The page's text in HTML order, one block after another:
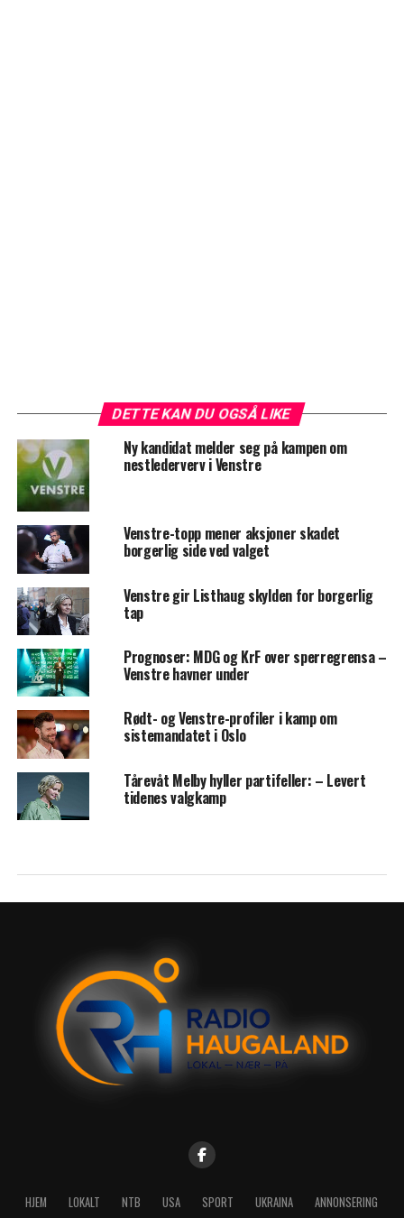
DETTE KAN DU OGSÅ LIKE
Ny kandidat melder seg på kampen om
nestlederverv i Venstre
Venstre-topp mener aksjoner skadet
borgerlig side ved valget
Venstre gir Listhaug skylden for borgerlig
tap
Prognoser: MDG og KrF over sperregrensa –
Venstre havner under
Rødt- og Venstre-profiler i kamp om
sistemandatet i Oslo
Tårevåt Melby hyller partifeller: – Levert
tidenes valgkamp
HJEM LOKALT NTB USA SPORT UKRAINA
ANNONSERING